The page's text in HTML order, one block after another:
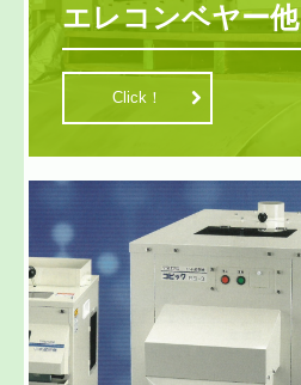
エレコンベヤー他
Click！